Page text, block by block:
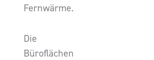
Fernwärme.
Die
Büroflächen